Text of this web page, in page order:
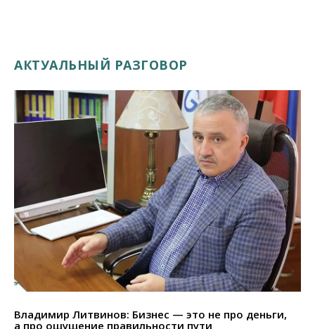
АКТУАЛЬНЫЙ РАЗГОВОР
Владимир Литвинов: Бизнес — это не про деньги,
а про ощущение правильности пути